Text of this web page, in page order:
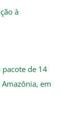
à
pacote de 14
em